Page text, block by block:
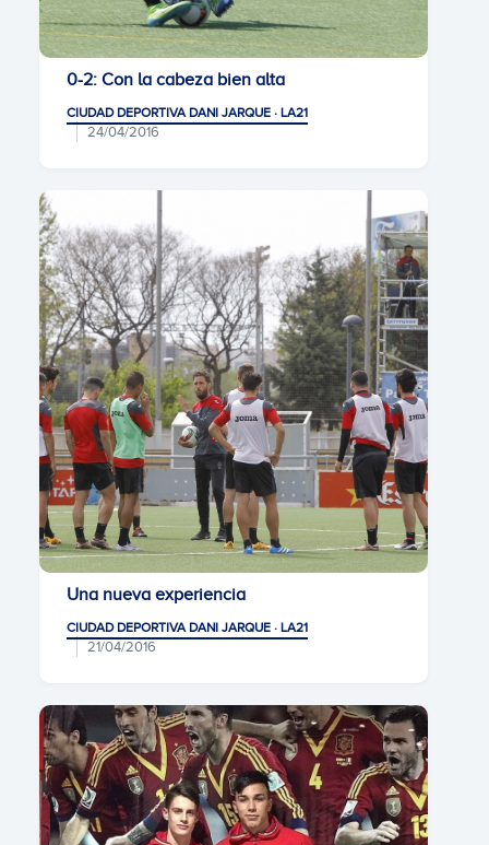
0-2: Con la cabeza bien alta
CIUDAD DEPORTIVA DANI JARQUE · LA21
24/04/2016
Una nueva experiencia
CIUDAD DEPORTIVA DANI JARQUE · LA21
21/04/2016